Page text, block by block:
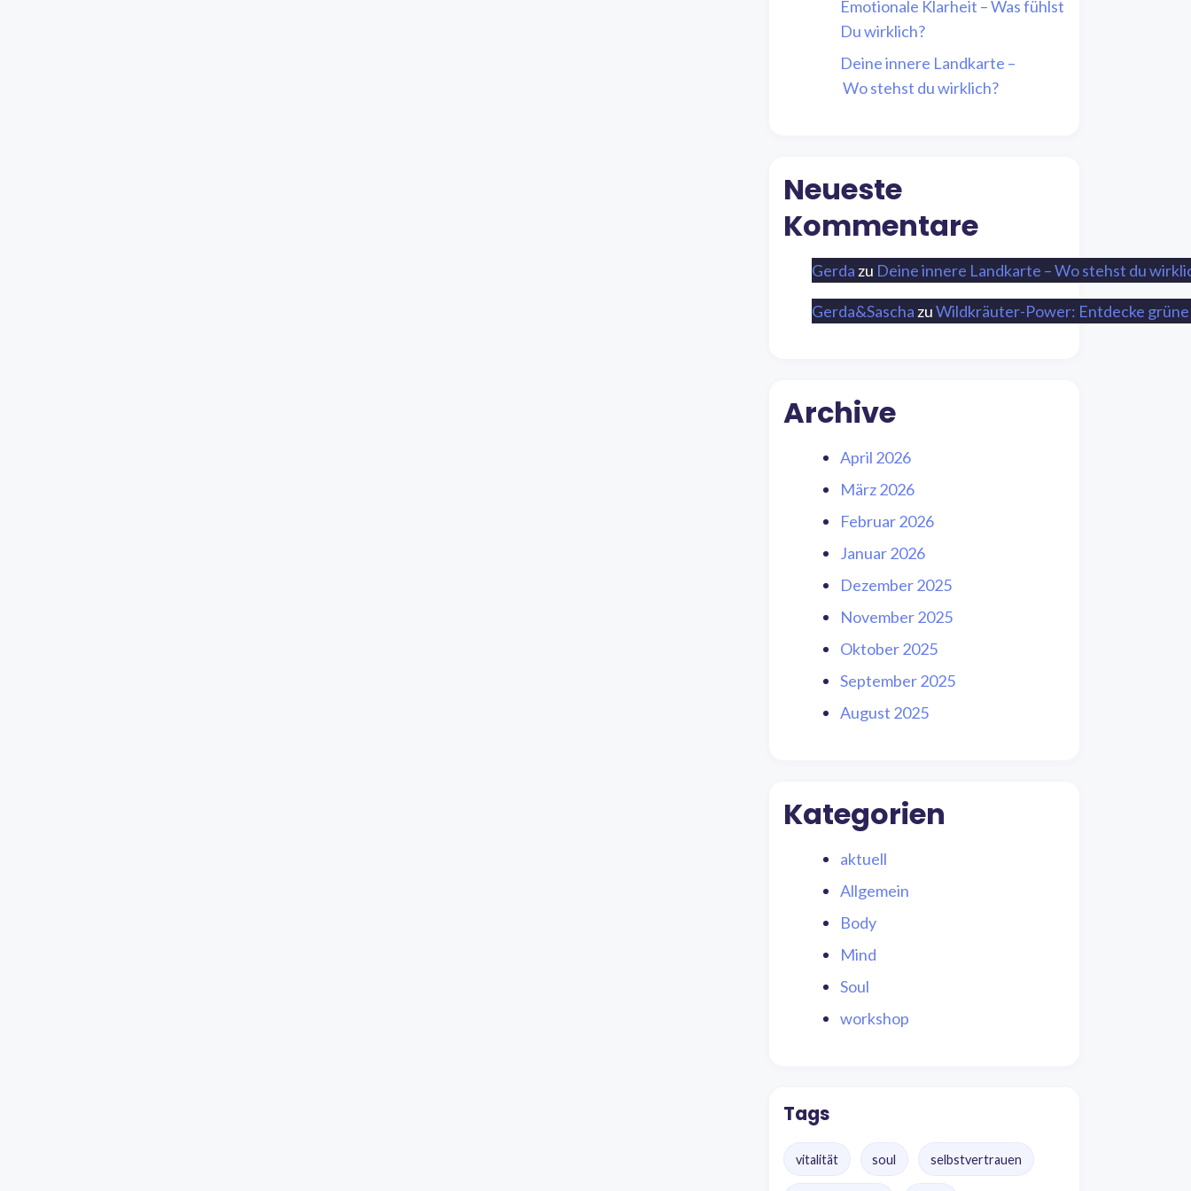
Emotionale Klarheit – Was fühlst
Du wirklich?
Deine innere Landkarte –
Wo stehst du wirklich?
Neueste
Kommentare
Gerda zu Deine innere Landkarte – Wo stehst du
Gerda&Sascha zuWildkräuter-Power: Entdecke
Archive
April 2026
März 2026
Februar 2026
Januar 2026
Dezember 2025
November 2025
Oktober 2025
September 2025
August 2025
Kategorien
aktuell
Allgemein
Body
Mind
Soul
workshop
Tags
vitalität soul selbstvertrauen